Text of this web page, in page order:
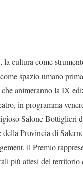
la cultura come
spazio umano
animeranno la IX
in programma
Salone Bottiglieri
della Provincia di
il Premio
più attesi del territorio